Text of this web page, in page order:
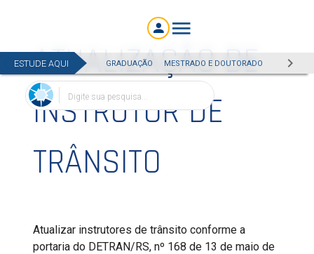
Digite sua pesquisa...
ESTUDE AQUI GRADUAÇÃO MESTRADO E DOUTORADO EAD
ATUALIZAÇÃO DE
INSTRUTOR DE
TRÂNSITO
Atualizar instrutores de trânsito conforme a
portaria do DETRAN/RS, nº 168 de 13 de maio de